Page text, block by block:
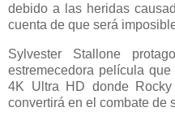
debido a las heridas
cuenta de que será
Sylvester Stallone
estremecedora película
4K Ultra HD donde
convertirá en el combate de